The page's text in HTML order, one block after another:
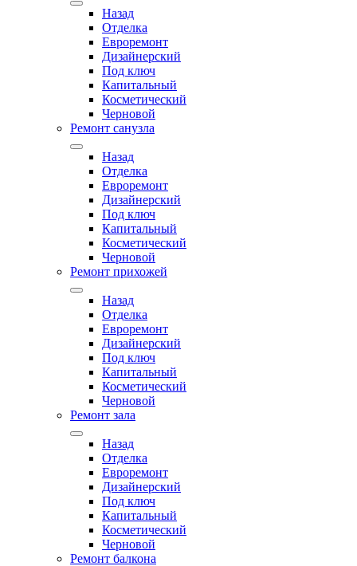
Назад
Отделка
Евроремонт
Дизайнерский
Под ключ
Капитальный
Косметический
Черновой
Ремонт санузла
Назад
Отделка
Евроремонт
Дизайнерский
Под ключ
Капитальный
Косметический
Черновой
Ремонт прихожей
Назад
Отделка
Евроремонт
Дизайнерский
Под ключ
Капитальный
Косметический
Черновой
Ремонт зала
Назад
Отделка
Евроремонт
Дизайнерский
Под ключ
Капитальный
Косметический
Черновой
Ремонт балкона